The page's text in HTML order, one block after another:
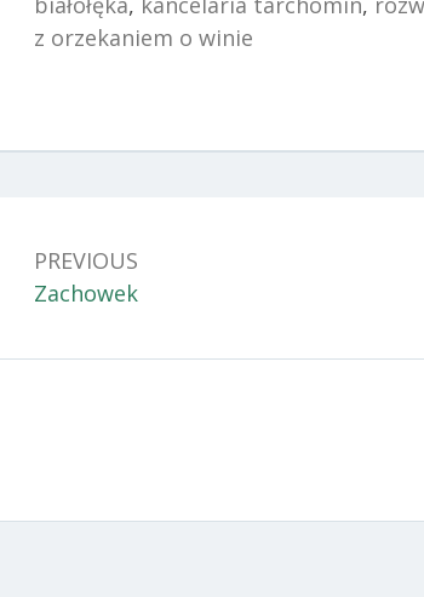
z orzekaniem o winie
wpisu
PREVIOUS
Previous:
Zachowek